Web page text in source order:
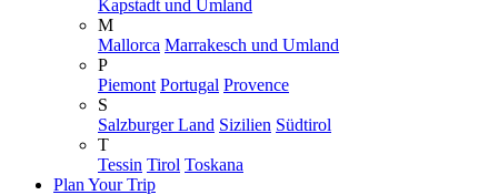
Kapstadt und Umland
M
Mallorca Marrakesch und Umland
P
Piemont Portugal Provence
S
Salzburger Land Sizilien Südtirol
T
Tessin Tirol Toskana
Plan Your Trip